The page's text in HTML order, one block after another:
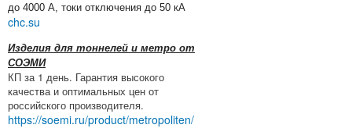
до 4000 А, токи отключения до 50 кА
chc.su
Изделия для тоннелей и метро от
СОЭМИ
КП за 1 день. Гарантия высокого
качества и оптимальных цен от
российского производителя.
https://soemi.ru/product/metropoliten/